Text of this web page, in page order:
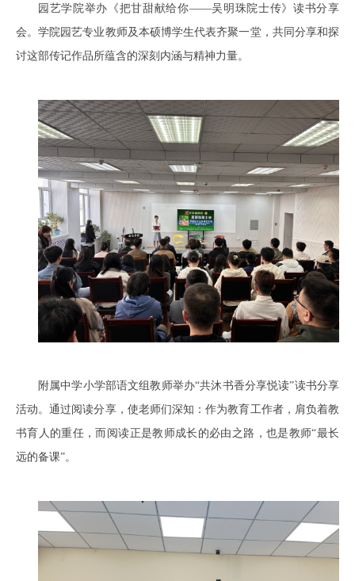
园艺学院举办《把甘甜献给你——吴明珠院士传》读书分享
会。学院园艺专业教师及本硕博学生代表齐聚一堂，共同分享和探
讨这部传记作品所蕴含的深刻内涵与精神力量。
附属中学小学部语文组教师举办“共沐书香分享悦读”读书分享
活动。通过阅读分享，使老师们深知：作为教育工作者，肩负着教
书育人的重任，而阅读正是教师成长的必由之路，也是教师“最长
远的备课”。